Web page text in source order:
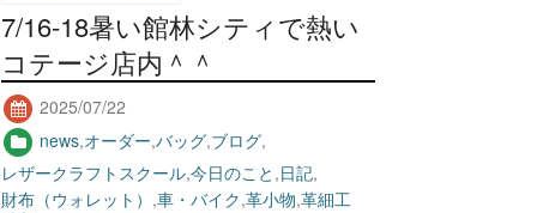
7/16-18暑い館林シティで熱い
コテージ店内＾＾
2025/07/22
news,オーダー,バッグ,ブログ,
レザークラフトスクール,今日のこと ,日記,
財布（ウォレット） ,車・バイク,革小物,革細工